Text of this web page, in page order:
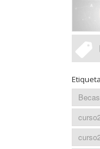
Becas